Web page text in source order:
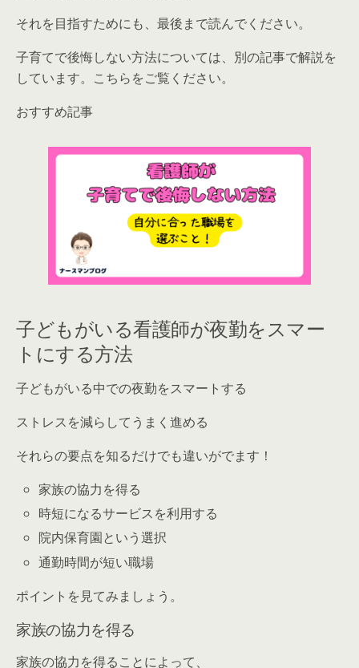
それを目指すためにも、最後まで読んでください。
子育てで後悔しない方法については、別の記事で解説を
しています。こちらをご覧ください。
おすすめ記事
子どもがいる看護師が夜勤をスマー
トにする方法
子どもがいる中での夜勤をスマートする
ストレスを減らしてうまく進める
それらの要点を知るだけでも違いがでます！
家族の協力を得る
時短になるサービスを利用する
院内保育園という選択
通勤時間が短い職場
ポイントを見てみましょう。
家族の協力を得る
家族の協力を得ることによって、